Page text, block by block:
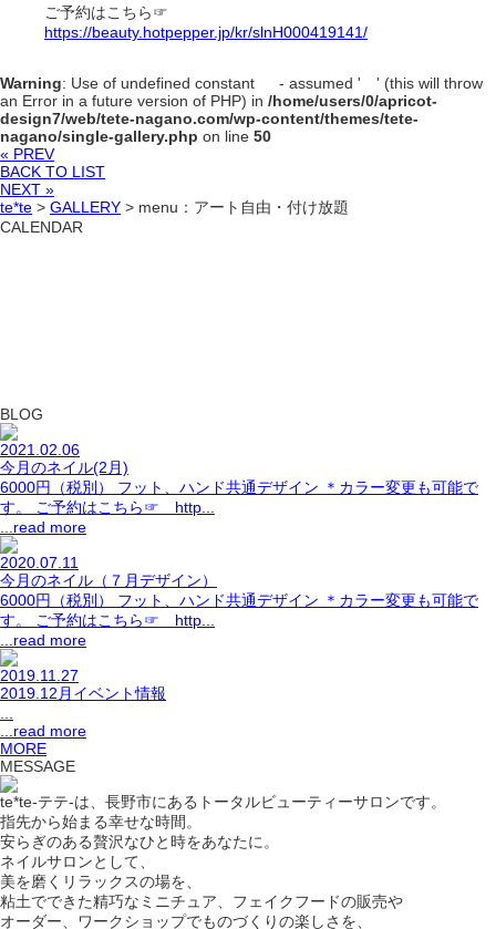
ご予約はこちら☞
https://beauty.hotpepper.jp/kr/slnH000419141/
Warning: Use of undefined constant - assumed ' ' (this will throw
an Error in a future version of PHP) in /home/users/0/apricot-
design7/web/tete-nagano.com/wp-content/themes/tete-
nagano/single-gallery.php on line 50
« PREV
BACK TO LIST
NEXT »
te*te > GALLERY > menu：アート自由・付け放題
CALENDAR
BLOG
2021.02.06
今月のネイル(2月)
6000円（税別） フット、ハンド共通デザイン ＊カラー変更も可能で
す。 ご予約はこちら☞ http...
...read more
2020.07.11
今月のネイル（７月デザイン）
6000円（税別） フット、ハンド共通デザイン ＊カラー変更も可能で
す。 ご予約はこちら☞ http...
...read more
2019.11.27
2019.12月イベント情報
...read more
MORE
MESSAGE
te*te-テテ-は、長野市にあるトータルビューティーサロンです。
指先から始まる幸せな時間。
安らぎのある贅沢なひと時をあなたに。
ネイルサロンとして、
美を磨くリラックスの場を、
粘土でできた精巧なミニチュア、フェイクフードの販売や
オーダー、ワークショップでものづくりの楽しさを、